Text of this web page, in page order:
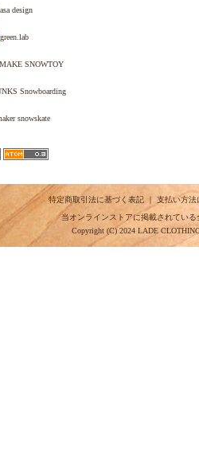
特定商取引法に基づく表記｜ 支払い方法
当オンラインストアに掲載されてい
Copyright (C) 2024 LADE